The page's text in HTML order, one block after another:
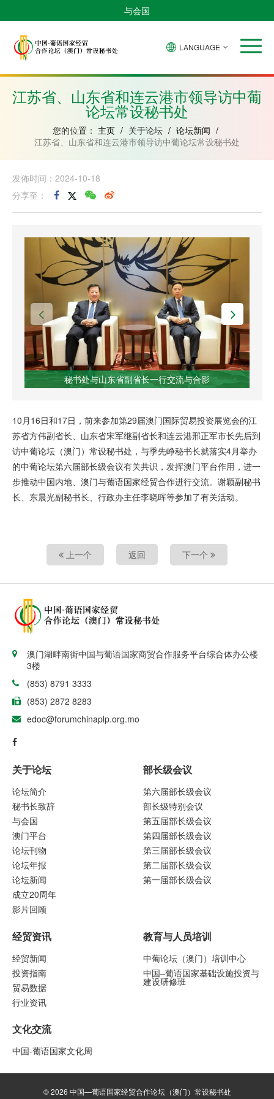
与会国
安
比
绍
內
亚
克
和
普
比
LANGUAGE
江苏省、山东省和连云港市领导访中葡
论坛常设秘书处
您的位置： 主页 / 关于论坛 / 论坛新闻 /
江苏省、山东省和连云港市领导访中葡论坛常设秘书处
发佈时间：2024-10-18
分享至：
秘书处与山东省副省长一行交流与合影
10月16日和17日，前来参加第29届澳门国际贸易投资展览会的江
苏省方伟副省长、山东省宋军继副省长和连云港邢正军市长先后到
访中葡论坛（澳门）常设秘书处，与季先峥秘书长就落实4月举办
的中葡论坛第六届部长级会议有关共识，发挥澳门平台作用，进一
步推动中国内地、澳门与葡语国家经贸合作进行交流。谢颖副秘书
长、东晨光副秘书长、行政办主任李晓晖等参加了有关活动。
上一个 返回 下一个
澳门湖畔南街中国与葡语国家商贸合作服务平台综合体办公楼
3楼
(853) 8791 3333
(853) 2872 8283
edoc@forumchinaplp.org.mo
关于论坛
论坛简介
秘书长致辞
与会国
澳门平台
论坛刊物
论坛年报
论坛新闻
成立20周年
影片回顾
部长级会议
第六届部长级会议
部长级特别会议
第五届部长级会议
第四届部长级会议
第三届部长级会议
第二届部长级会议
第一届部长级会议
经贸资讯
经贸新闻
投资指南
贸易数据
行业资讯
文化交流
中国-葡语国家文化周
教育与人员培训
中葡论坛（澳门）培训中心
中国–葡语国家基础设施投资与
建设研修班
© 2026 中国—葡语国家经贸合作论坛（澳门）常设秘书处